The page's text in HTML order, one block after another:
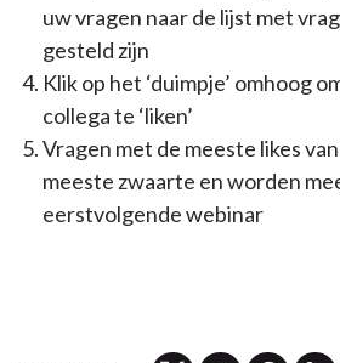
uw vragen naar de lijst met
gesteld zijn
Klik op het ‘duimpje’ omhoog
collega te ‘liken’
Vragen met de meeste likes
meeste zwaarte en worden
eerstvolgende webinar